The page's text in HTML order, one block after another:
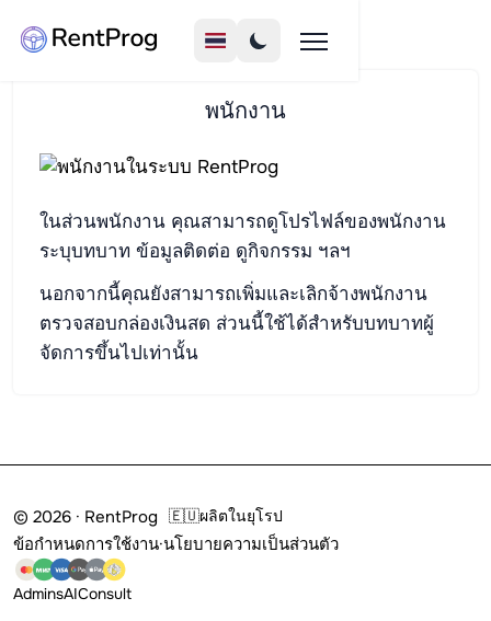
พนักงาน
ในส่วนพนักงาน คุณสามารถดูโปรไฟล์ของพนักงาน
ระบุบทบาท ข้อมูลติดต่อ ดูกิจกรรม ฯลฯ
นอกจากนี้คุณยังสามารถเพิ่มและเลิกจ้างพนักงาน
ตรวจสอบกล่องเงินสด ส่วนนี้ใช้ได้สำหรับบทบาทผู้
จัดการขึ้นไปเท่านั้น
© 2026 · RentProg 🇪🇺ผลิตในยุโรป
ข้อกำหนดการใช้งาน·นโยบายความเป็นส่วนตัว
AdminsAIConsult